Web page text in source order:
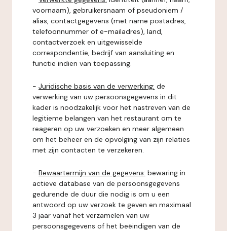
voornaam), gebruikersnaam of pseudoniem /
alias, contactgegevens (met name postadres,
telefoonnummer of e-mailadres), land,
contactverzoek en uitgewisselde
correspondentie, bedrijf van aansluiting en
functie indien van toepassing.
- Juridische basis van de verwerking: de
verwerking van uw persoonsgegevens in dit
kader is noodzakelijk voor het nastreven van de
legitieme belangen van het restaurant om te
reageren op uw verzoeken en meer algemeen
om het beheer en de opvolging van zijn relaties
met zijn contacten te verzekeren.
- Bewaartermijn van de gegevens: bewaring in
actieve database van de persoonsgegevens
gedurende de duur die nodig is om u een
antwoord op uw verzoek te geven en maximaal
3 jaar vanaf het verzamelen van uw
persoonsgegevens of het beëindigen van de